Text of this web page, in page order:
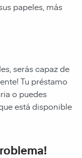
papeles, más
serás capaz de
Tu préstamo
o puedes
está disponible